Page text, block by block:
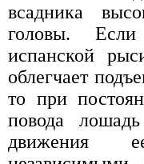
всадника
головы.
испанской
облегчает
то при
повода
движения